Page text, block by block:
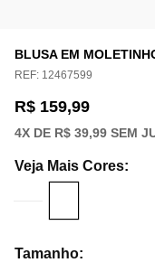
BLUSA EM
REF: 12467599
R$ 159,99
4X DE R$ 39,99 SEM
Veja Mais Cores:
Tamanho: